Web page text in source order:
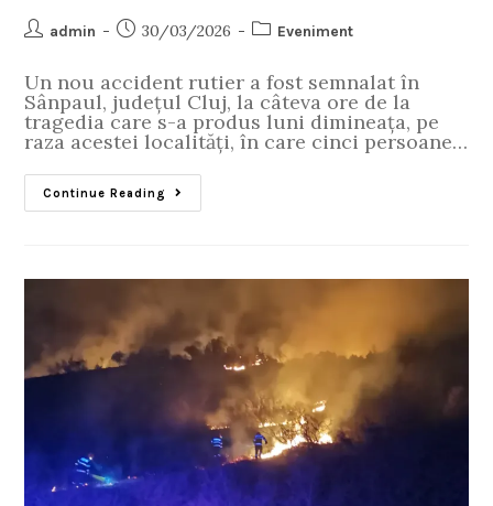
admin 30/03/2026 Eveniment
Un nou accident rutier a fost semnalat în
Sânpaul, județul Cluj, la câteva ore de la
tragedia care s-a produs luni dimineața, pe
raza acestei localități, în care cinci persoane…
Continue Reading